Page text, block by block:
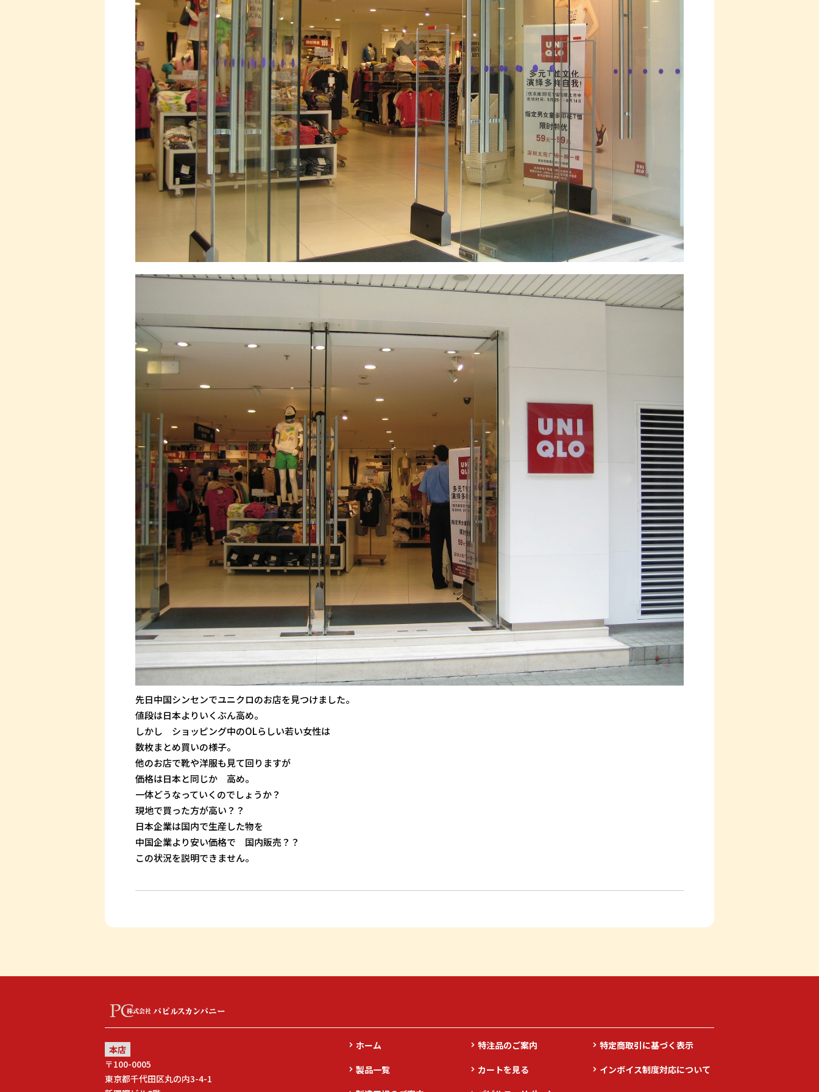
先日中国シンセンでユニクロのお店を見つけました。
値段は日本よりいくぶん高め。
しかし ショッピング中のOLらしい若い女性は
数枚まとめ買いの様子。
他のお店で靴や洋服も見て回りますが
価格は日本と同じか 高め。
一体どうなっていくのでしょうか？
現地で買った方が高い？？
日本企業は国内で生産した物を
中国企業より安い価格で 国内販売？？
この状況を説明できません。
本店
〒100-0005
東京都千代田区丸の内3-4-1
ホーム
製品一覧
特注品のご案内
カートを見る
特定商取引に基づく表示
インボイス制度対応について